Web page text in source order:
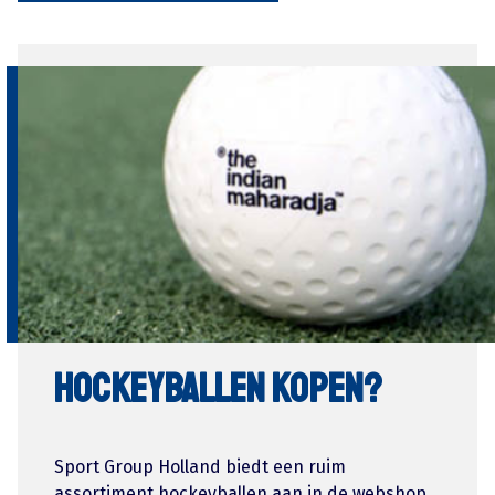
Hockeyballen kopen?
Sport Group Holland biedt een ruim